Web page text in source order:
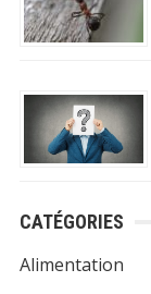
CATÉGORIES
Alimentation